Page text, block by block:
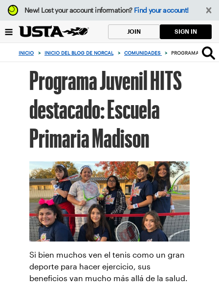
Enfoque
desde
botón
volver
New!Lost your account information? Find your account!
JOIN SIGN IN
INICIO > INICIO DEL BLOG DE NORCAL > COMUNIDADES > PROGRAMA
Programa Juvenil HITS
destacado: Escuela
Primaria Madison
Si bien muchos ven el tenis como un gran
deporte para hacer ejercicio, sus
beneficios van mucho más allá de la salud.